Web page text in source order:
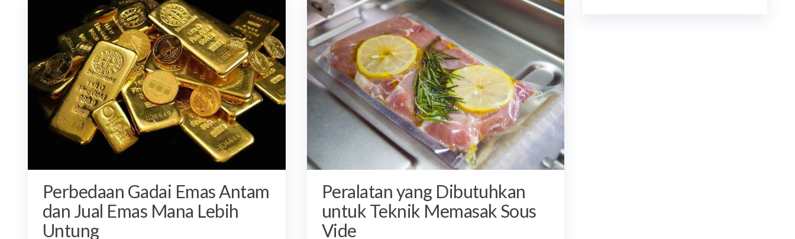
Perbedaan Gadai Emas Antam
dan Jual Emas Mana Lebih
Untung
Peralatan yang Dibutuhkan
untuk Teknik Memasak Sous
Vide